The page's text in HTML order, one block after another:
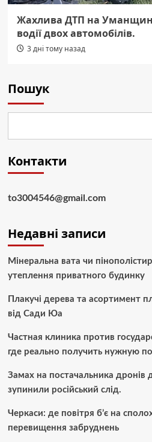
Жахлива ДТП на
водії двох автомобілів.
3 дні тому назад
Пошук
Контакти
to3004546@gmail.com
Недавні записи
Мінеральна вата чи
утеплення приватного будинку
Плакучі дерева та асортимент
від Сади Юа
Частная клиника против
где реально получить нужную
Замах на постачальника дронів
зупинили російський слід.
Черкаси: де повітря б’є на
перевищення забруднень